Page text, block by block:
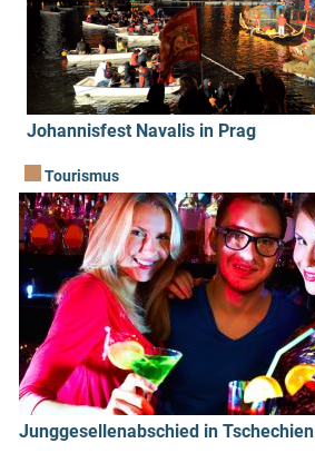
Johannisfest Navalis in Prag
Tourismus
Junggesellenabschied in Tschechien